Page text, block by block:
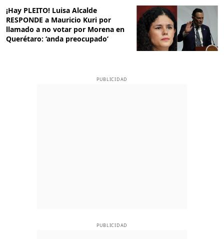
¡Hay PLEITO! Luisa Alcalde
RESPONDE a Mauricio Kuri por
llamado a no votar por Morena en
Querétaro: ‘anda preocupado’
PUBLICIDAD
PUBLICIDAD